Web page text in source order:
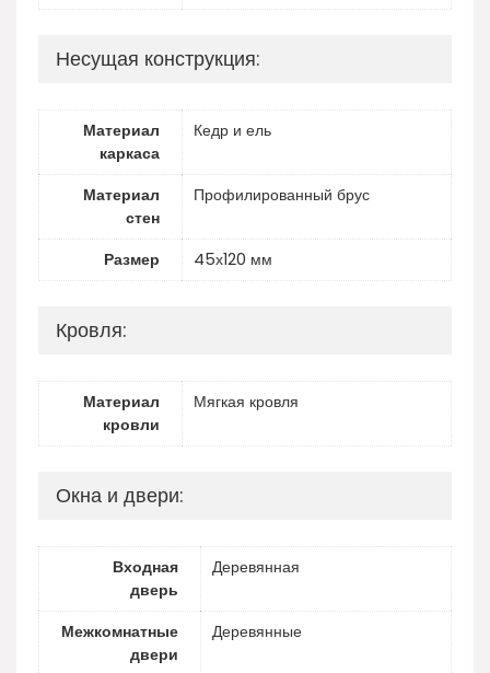
Несущая конструкция:
Материал
каркаса
Кедр и ель
Материал
стен
Профилированный брус
Размер 45х120 мм
Кровля:
Материал
кровли
Мягкая кровля
Окна и двери:
Входная
дверь
Деревянная
Межкомнатные
двери
Деревянные